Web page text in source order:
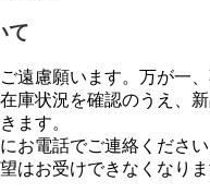
て
遠慮願います。万が一
庫状況を確認のうえ、
ます。
お電話でご連絡くださ
はお受けできなくなり